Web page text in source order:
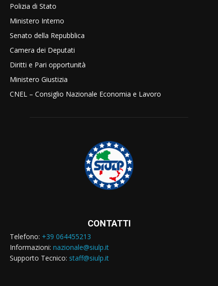
Polizia di Stato
Ministero Interno
Senato della Repubblica
Camera dei Deputati
Diritti e Pari opportunità
Ministero Giustizia
CNEL – Consiglio Nazionale Economia e Lavoro
CONTATTI
Telefono: +39 064455213
Informazioni: nazionale@siulp.it
Supporto Tecnico: staff@siulp.it